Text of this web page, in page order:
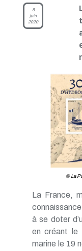
TP -
TP -
TP -
TP - Août
TP - Juillet
TP - Mai
TP - Avril
TP - Mars
TP - Février
TP -
TP -
TP -
TP -
TP -
TP - Août
TP - Juillet
TP - Mai
TP - Avril
TP - Mars
TP -
TP - Janvier
8
juin
2020
© La
La France,
à se doter
en créant le
marine le 19